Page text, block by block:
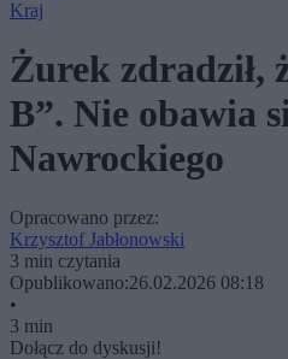
Kraj
Żurek zdradził,
B”. Nie obawia
Nawrockiego
Opracowano przez:
Krzysztof Jabłonowski
3 min czytania
Opublikowano:26.02.2026 08:18
•
3 min
Dołącz do dyskusji!